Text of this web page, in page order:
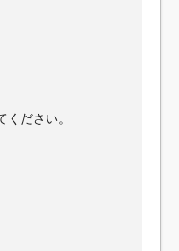
ください。